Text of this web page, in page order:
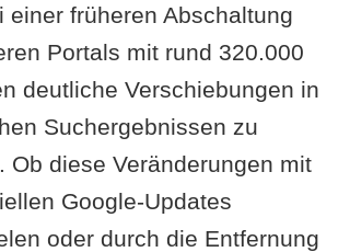
einer früheren Abschaltung
Portals mit rund 320.000
deutliche Verschiebungen in
Suchergebnissen zu
Ob diese Veränderungen mit
Google-Updates
oder durch die Entfernung